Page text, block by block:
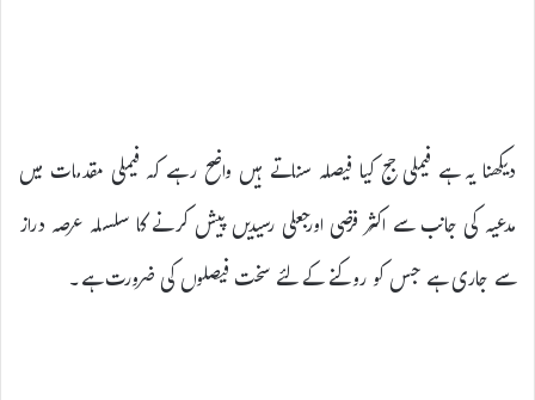
دیکھنا یہ ہے فیملی جج کیا فیصلہ سناتے ہیں واضح رہے کہ فیملی مقدمات میں
مدعیہ کی جانب سے اکثر فرضی اورجعلی رسیدیں پیش کرنے کا سلسلہ عرصہ دراز
سے جاری ہے جس کو روکنے کے لئے سخت فیصلوں کی ضرورت ہے۔